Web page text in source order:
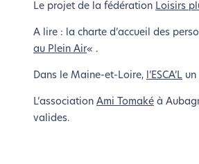
Le projet de la fédération Loisirs
A lire : la charte d’accueil des
au Plein Air« .
Dans le Maine-et-Loire, l’ESCA’L
L’association Ami Tomaké à
valides.